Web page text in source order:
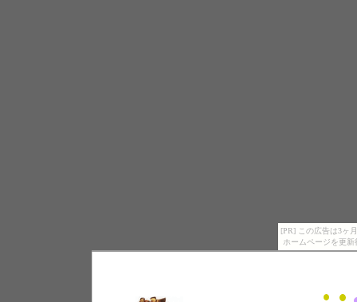
[PR] この広告は3ヶ
ホームページを更